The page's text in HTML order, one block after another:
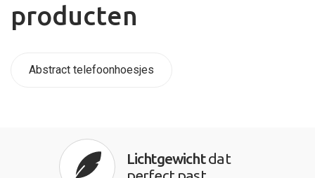
producten
Abstract telefoonhoesjes
Lichtgewichtdat